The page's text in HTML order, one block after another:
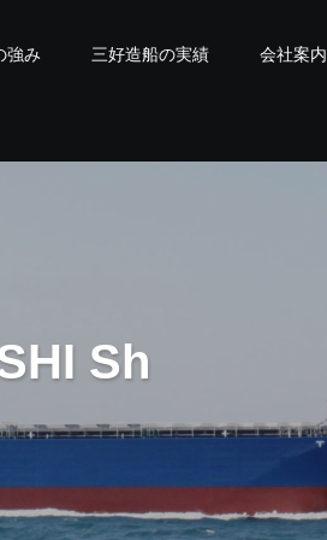
強み 三好造船の実績 会社案内
I Shipb